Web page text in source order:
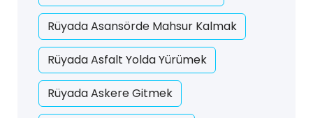
Rüyada Asansörde Mahsur Kalmak
Rüyada Asfalt Yolda Yürümek
Rüyada Askere Gitmek